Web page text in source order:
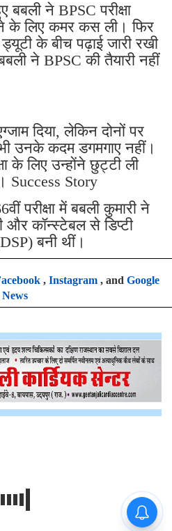
ने BPSC परीक्षा
के लिए कमर कस ली। फिर
के बीच पढ़ाई जारी रखी
ने BPSC की तैयारी नहीं
दिया, लेकिन दोनों पर
उनके कदम डगमगाए नहीं।
के लिए उन्होंने छुट्टी ली
Success Story
परीक्षा में बबली कुमारी ने
और कॉन्स्टेबल से डिप्टी
बनी थीं।
, Instagram, and Google
News